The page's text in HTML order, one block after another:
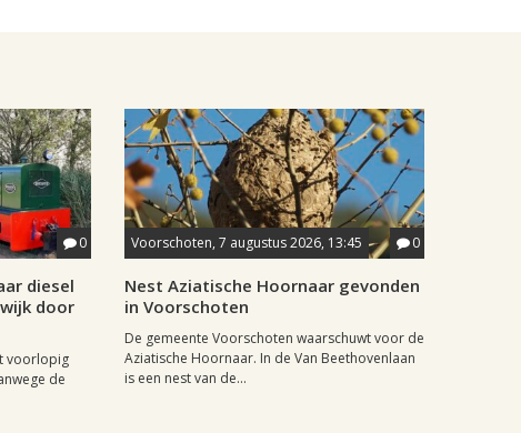
0
diesel
door
voorlopig
de
Voorschoten, 7 augustus 2026, 13:45 0
Nest Aziatische Hoornaar gevonden
in Voorschoten
De gemeente Voorschoten waarschuwt voor de
Aziatische Hoornaar. In de Van Beethovenlaan
is een nest van de...